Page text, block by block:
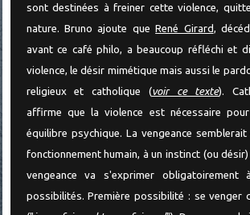
sont destinées à freiner cette violence,
nature. Bruno ajoute queRené Girard,
avant ce café philo, a beaucoup réfléchi et
violence, le désir mimétique mais aussi le
religieux et catholique (voir ce texte).
affirme que la violence est nécessaire
équilibre psychique. La vengeance
fonctionnement humain, à un instinct (ou
vengeance va s'exprimer obligatoirement
possibilités. Première possibilité : se venger